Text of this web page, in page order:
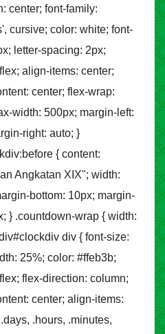
center; font-family:
cursive; color: white; font-
letter-spacing: 2px;
align-items: center;
center; flex-wrap:
width: 500px; margin-left:
right: auto; }
{ content:
Angkatan XIX"; width:
bottom: 10px; margin-
} .countdown-wrap { width:
div { font-size:
25%; color: #ffeb3b;
flex-direction: column;
center; align-items:
.hours, .minutes,